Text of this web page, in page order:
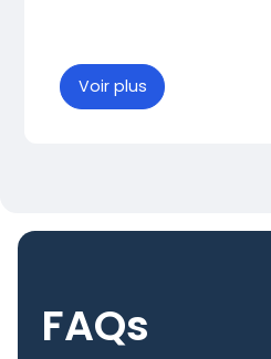
Voir plus
FAQs